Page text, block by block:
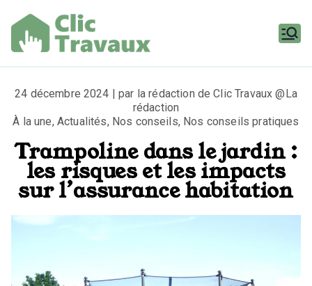
contenu
Travaux
24 décembre 2024 | par la rédaction de Clic Travaux @La
rédaction
À la une, Actualités, Nos conseils, Nos conseils pratiques
Trampoline dans le jardin :
les risques et les impacts
sur l’assurance habitation